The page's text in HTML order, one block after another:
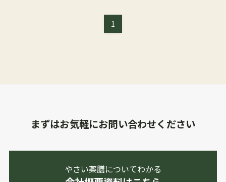
1
まずはお気軽にお問い合わせください
やさい薬膳についてわかる